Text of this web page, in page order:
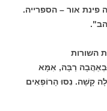
פינת אור – הספרייה.
השורות
רַבָּה, אִמָּא
קָשָׁה. נִסּוּ הָרוֹפְאִים